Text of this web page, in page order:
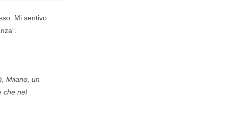
Mi sentivo
Milano, un
che nel